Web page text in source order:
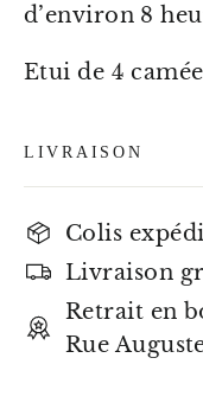
d’environ 8
Etui de 4
LIVRAISON
Colis
Livraison
Retrait en
Rue